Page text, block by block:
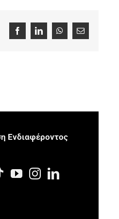
FacebookLinkedInWhatsApp
Email
Eνδιαφέροντος